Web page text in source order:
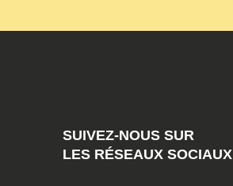
SUIVEZ-NOUS SUR
LES RÉSEAUX SOCIAUX